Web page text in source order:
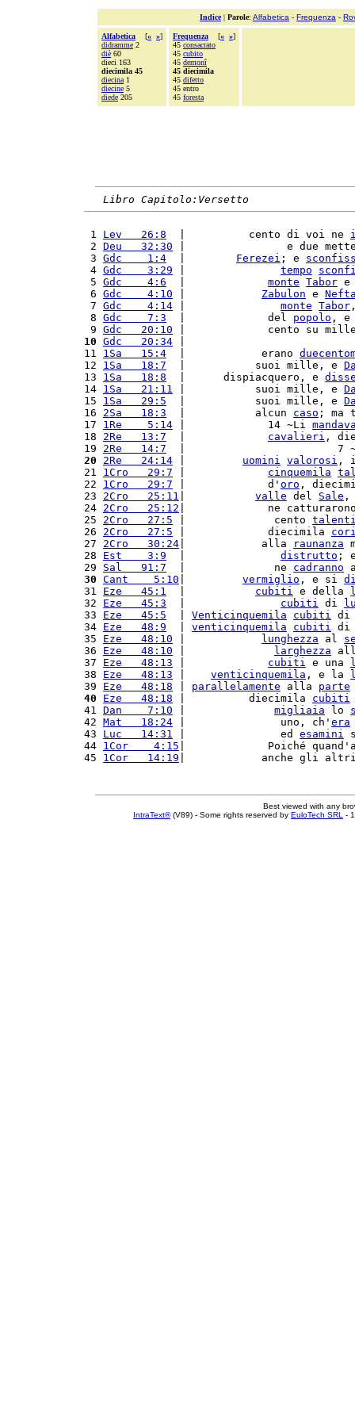
Indice| Parole: Alfabetica - Frequenza -
Alfabetica [« »]
didramme 2
diè 60
dieci 163
diecimila 45
diecina 1
diecine 5
diede 205
Frequenza [« »]
45 consacrato
45 cubito
45 demonî
45 diecimila
45 difetto
45 entro
45 foresta
Libro Capitolo:Versetto
1 Lev   26:8
  |          cento di voi ne
2 Deu   32:30 |                e due
3 Gdc    1:4 Ferezei ; e
4 Gdc    3:29 tempo
5 Gdc    4:6 monte Tabor
6 Gdc    4:10 Zabulon e
7 Gdc    4:14 monte Tabor
8 Gdc    7:3
  |             del
popolo , e
9 Gdc   20:10 |             cento su
10 Gdc   20:34
11 1Sa   15:4
  |            erano
12 1Sa   18:7
  |           suoi mille, e
13 1Sa   18:8
  |      dispiacquero, e
14 1Sa   21:11 |           suoi mille, e
15 1Sa   29:5
  |           suoi mille, e
16 2Sa   18:3
  |           alcun
caso ; ma
17 1Re    5:14 |             14 ~Li
18 2Re   13:7 cavalieri ,
19 2Re   14:7
|                        7
20
2Re   24:14 uomini valorosi ,
21 1Cro   29:7 cinquemila
22 1Cro   29:7 |             d' oro ,
23 2Cro   25:11 valle del Sale ,
24 2Cro   25:12 |             ne
25 2Cro   27:5 |              cento
26 2Cro   27:5 |             diecimila
27 2Cro   30:24 |            alla raunanza
28 Est    3:9 distrutto ;
29 Sal   91:7
  |              ne
cadranno
30 Cant    5:10 vermiglio , e si
31 Eze   45:1 cubiti e della
32 Eze   45:3 cubiti di
33 Eze   45:5 Venticinquemila cubiti
34 Eze   48:9 venticinquemila cubiti
35 Eze   48:10 lunghezza al
36 Eze   48:10 larghezza
37 Eze   48:13 cubiti e una
38 Eze   48:13 venticinquemila , e la
39 Eze   48:18 parallelamente alla parte
40
Eze   48:18 |          diecimila cubiti
41 Dan    7:10 migliaia lo
42 Mat   18:24 |               uno, ch' era
43 Luc   14:31 |               ed esamini
44 1Cor    4:15 |             Poiché
45 1Cor   14:19 |            anche gli
Best viewed with any
IntraText®(V89) - Some rights reserved by EuloTech SRL -